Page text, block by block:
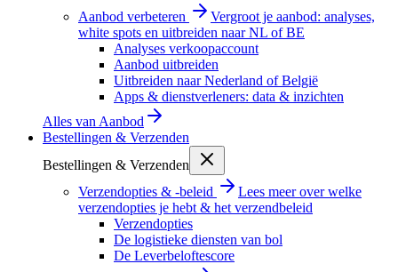
Aanbod verbeteren
Vergroot je aanbod: analyses,
white spots en uitbreiden naar NL of BE
Analyses verkoopaccount
Aanbod uitbreiden
Uitbreiden naar Nederland of België
Apps & dienstverleners: data & inzichten
Alles van Aanbod
Bestellingen & Verzenden
Bestellingen & Verzenden
Verzendopties & -beleid
Lees meer over welke
verzendopties je hebt & het verzendbeleid
Verzendopties
De logistieke diensten van bol
De Leverbeloftescore